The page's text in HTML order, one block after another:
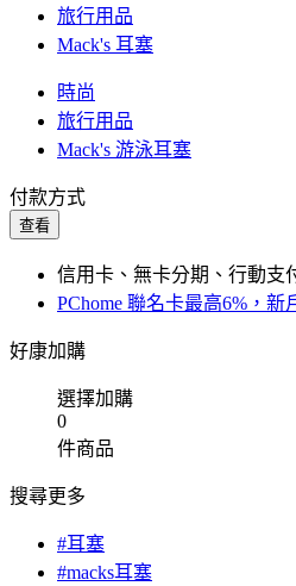
旅行用品
Mack's 耳塞
時尚
旅行用品
Mack's 游泳耳塞
付款方式
查看
信用卡、無卡分期、行動支
PChome 聯名卡最高6%，新
好康加購
選擇加購
0
件商品
搜尋更多
#耳塞
#macks耳塞